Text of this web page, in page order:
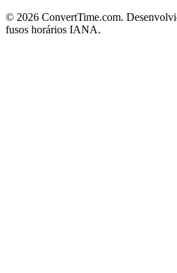
© 2026 ConvertTime.com.
fusos horários IANA.